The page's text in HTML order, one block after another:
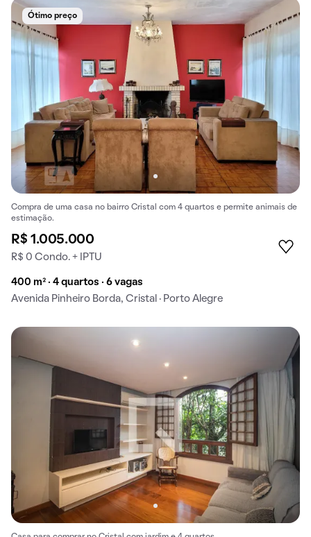
Ótimo preço
Compra de uma casa no bairro Cristal com 4 quartos e permite animais de
estimação.
R$ 1.005.000
R$ 0 Condo. + IPTU
400 m² · 4 quartos · 6 vagas
Avenida Pinheiro Borda, Cristal · Porto Alegre